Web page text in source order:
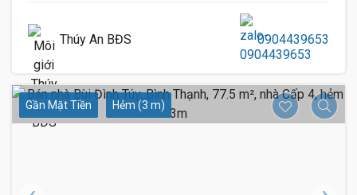
Thúy An BĐS 0904439653
Gần Mặt Tiền Hẻm (3 m)